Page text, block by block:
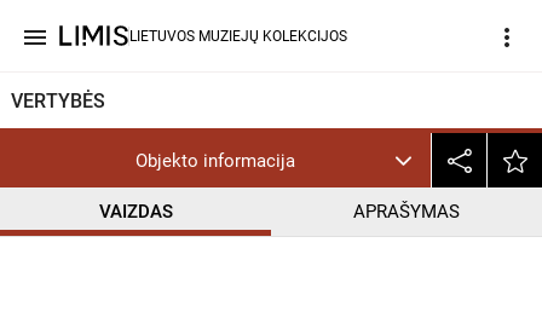
menu LIETUVOS MUZIEJŲ KOLEKCIJOS more_vert
VERTYBĖS
Objekto informacija
VAIZDAS APRAŠYMAS